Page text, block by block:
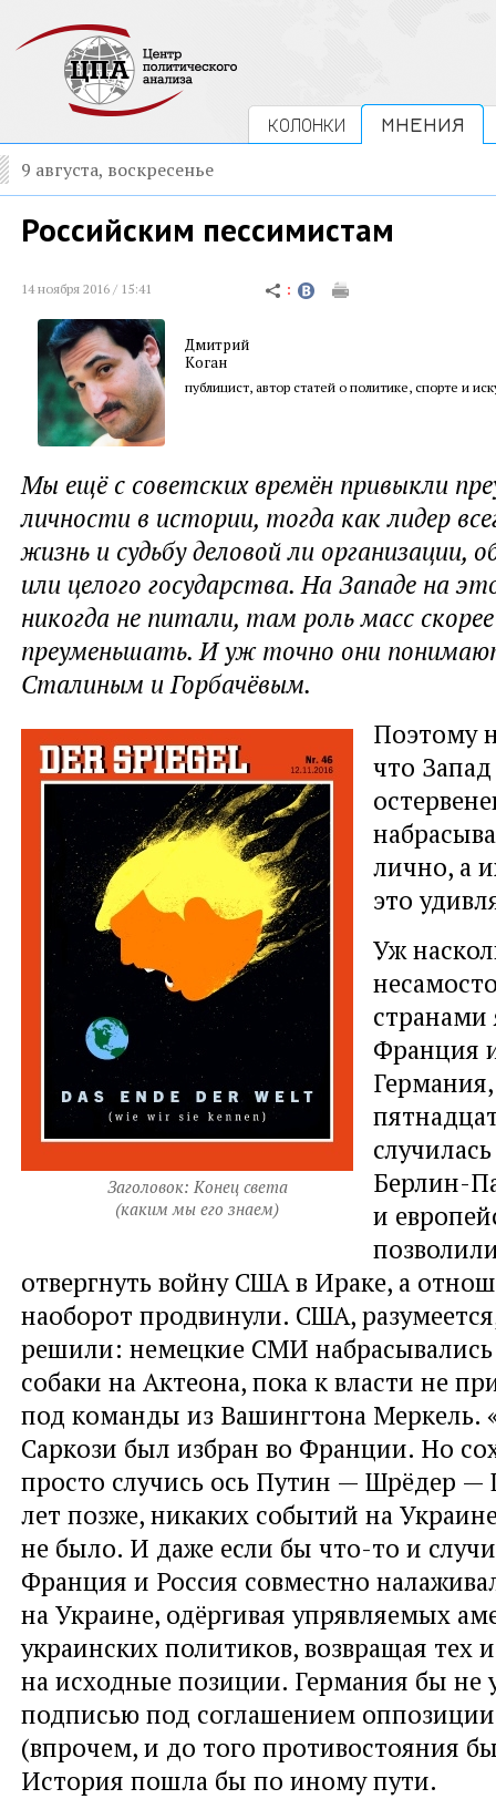
КОЛОНКИ МНЕНИЯ
9 августа, воскресенье
Российским пессимистам
14 ноября 2016 / 15:41
Дмитрий
Коган
публицист, автор статей о политике, спорте и
Мы ещё с советских времён привыкли
личности в истории, тогда как лидер
жизнь и судьбу деловой ли организации,
или целого государства. На Западе на
никогда не питали, там роль масс
преуменьшать. И уж точно они
Сталиным и Горбачёвым.
Заголовок: Конец света
(каким мы его знаем)
Поэтому
что
лично, а
это
Уж
странами
Франция
Берлин-
и
отвергнуть войну США в Ираке, а
наоборот продвинули. США,
решили: немецкие СМИ набрасывались
собаки на Актеона, пока к власти не
под команды из Вашингтона Меркель.
Саркози был избран во Франции. Но
просто случись ось Путин — Шрёдер —
лет позже, никаких событий на
не было. И даже если бы что-то и
Франция и Россия совместно
на Украине, одёргивая упрявляемых
украинских политиков, возвращая тех
на исходные позиции. Германия бы не
подписью под соглашением
(впрочем, и до того противостояния
История пошла бы по иному пути.